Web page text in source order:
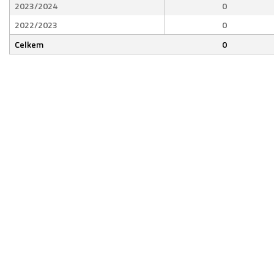
2023/2024
0
2022/2023
0
Celkem
0